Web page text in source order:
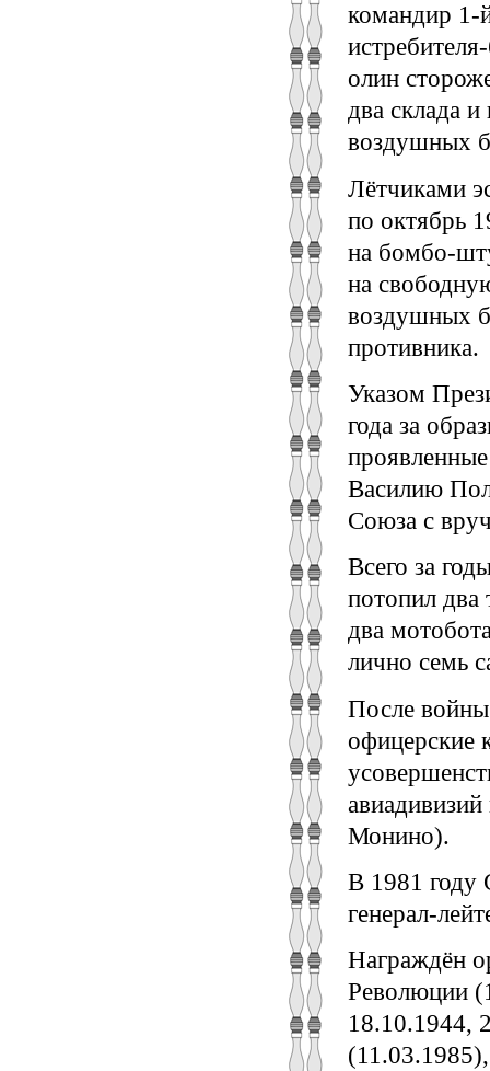
командир 1-
олин
два склада
воздушных
Лётчиками
по октябрь
на бомбо-
на
воздушных
противника.
Указом
года за
Василию
Союза с
Всего за
потопил два
два
лично семь
После
Монино).
В 1981 году
генерал-
Награждён
Революции
18.10.1944,